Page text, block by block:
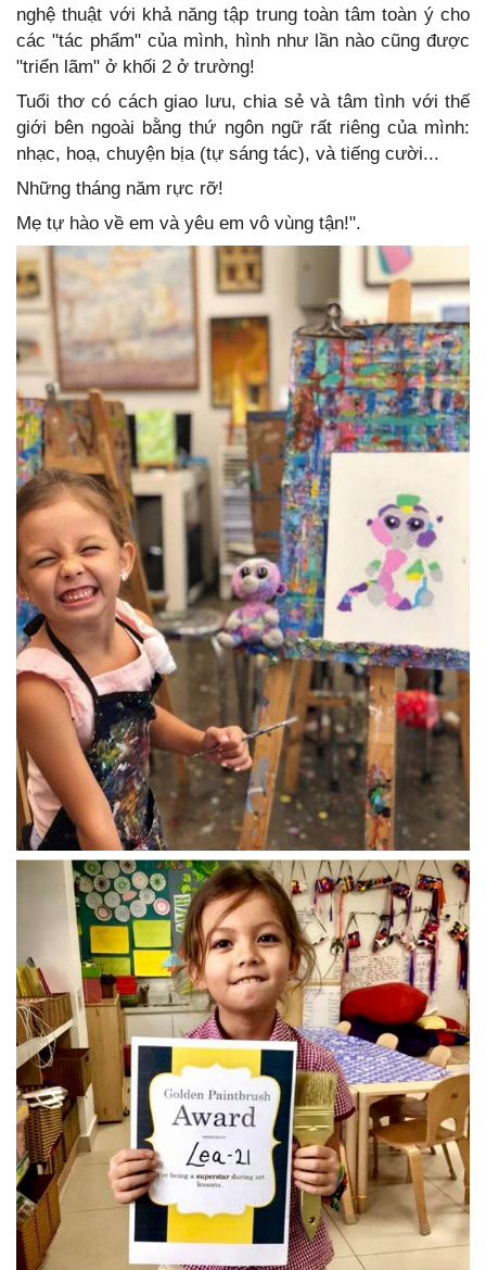
nghệ thuật với khả năng tập trung toàn tâm toàn ý cho
các "tác phẩm" của mình, hình như lần nào cũng được
"triển lãm" ở khối 2 ở trường!
Tuổi thơ có cách giao lưu, chia sẻ và tâm tình với thế
giới bên ngoài bằng thứ ngôn ngữ rất riêng của mình:
nhạc, hoạ, chuyện bịa (tự sáng tác), và tiếng cười...
Những tháng năm rực rỡ!
Mẹ tự hào về em và yêu em vô vùng tận!".